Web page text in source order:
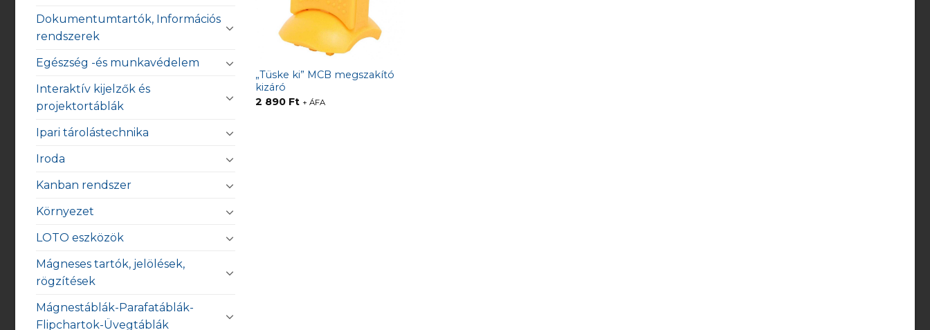
Dokumentumtartók, Információs
rendszerek
Egészség -és munkavédelem
Interaktív kijelzők és
projektortáblák
Ipari tárolástechnika
Iroda
Kanban rendszer
Környezet
LOTO eszközök
Mágneses tartók, jelölések,
rögzítések
Mágnestáblák-Parafatáblák-
Flipchartok-Üvegtáblák
„Tüske ki” MCB megszakító
kizáró
2 890 Ft + ÁFA